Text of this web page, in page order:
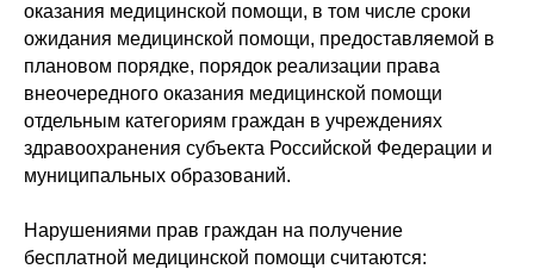
оказания медицинской помощи, в том числе сроки
ожидания медицинской помощи, предоставляемой в
плановом порядке, порядок реализации права
внеочередного оказания медицинской помощи
отдельным категориям граждан в учреждениях
здравоохранения субъекта Российской Федерации и
муниципальных образований.
Нарушениями прав граждан на получение
бесплатной медицинской помощи считаются: